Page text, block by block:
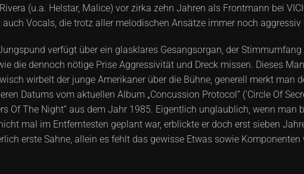
(u.a. Helstar, Malice) vor zirka zehn Jahren als Frontmann bei
Vocals, die trotz aller melodischen Ansätze immer noch
verfügt über ein glasklares Gesangsorgan, der
die dennoch nötige Prise Aggressivität und Dreck missen. Dieses
wirbelt der junge Amerikaner über die Bühne, generell merkt man
Datums vom aktuellen Album „Concussion Protocol“ ('Circle Of
Of The Night“ aus dem Jahr 1985. Eigentlich unglaublich, wenn man
mal im Entferntesten geplant war, erblickte er doch erst sieben
erste Sahne, allein es fehlt das gewisse Etwas sowie